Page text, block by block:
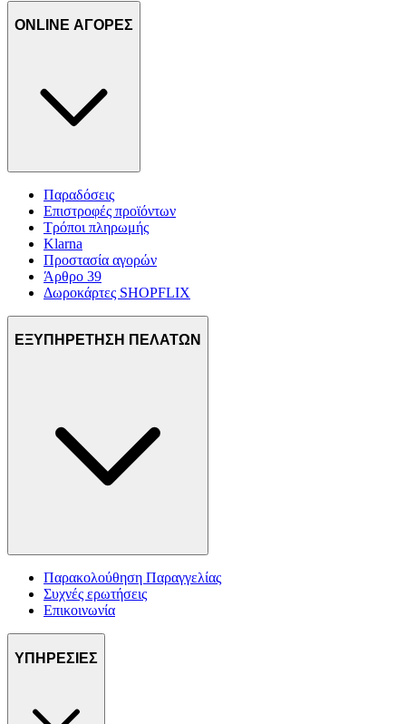
ONLINE ΑΓΟΡΕΣ
Παραδόσεις
Επιστροφές προϊόντων
Τρόποι πληρωμής
Klarna
Προστασία αγορών
Άρθρο 39
Δωροκάρτες SHOPFLIX
ΕΞΥΠΗΡΕΤΗΣΗ ΠΕΛΑΤΩΝ
Παρακολούθηση Παραγγελίας
Συχνές ερωτήσεις
Επικοινωνία
ΥΠΗΡΕΣΙΕΣ